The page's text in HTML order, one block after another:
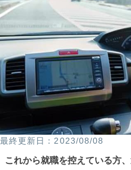
2023/08/08
これから就職を控えている方